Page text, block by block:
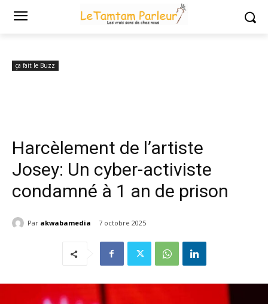
Accueil ça fait le Buzz
Harcèlement de l’artiste Josey: Un cyber-
ça fait le Buzz
Harcèlement de l’artiste
Josey: Un cyber-activiste
condamné à 1 an de prison
Par akwabamedia 7 octobre 2025